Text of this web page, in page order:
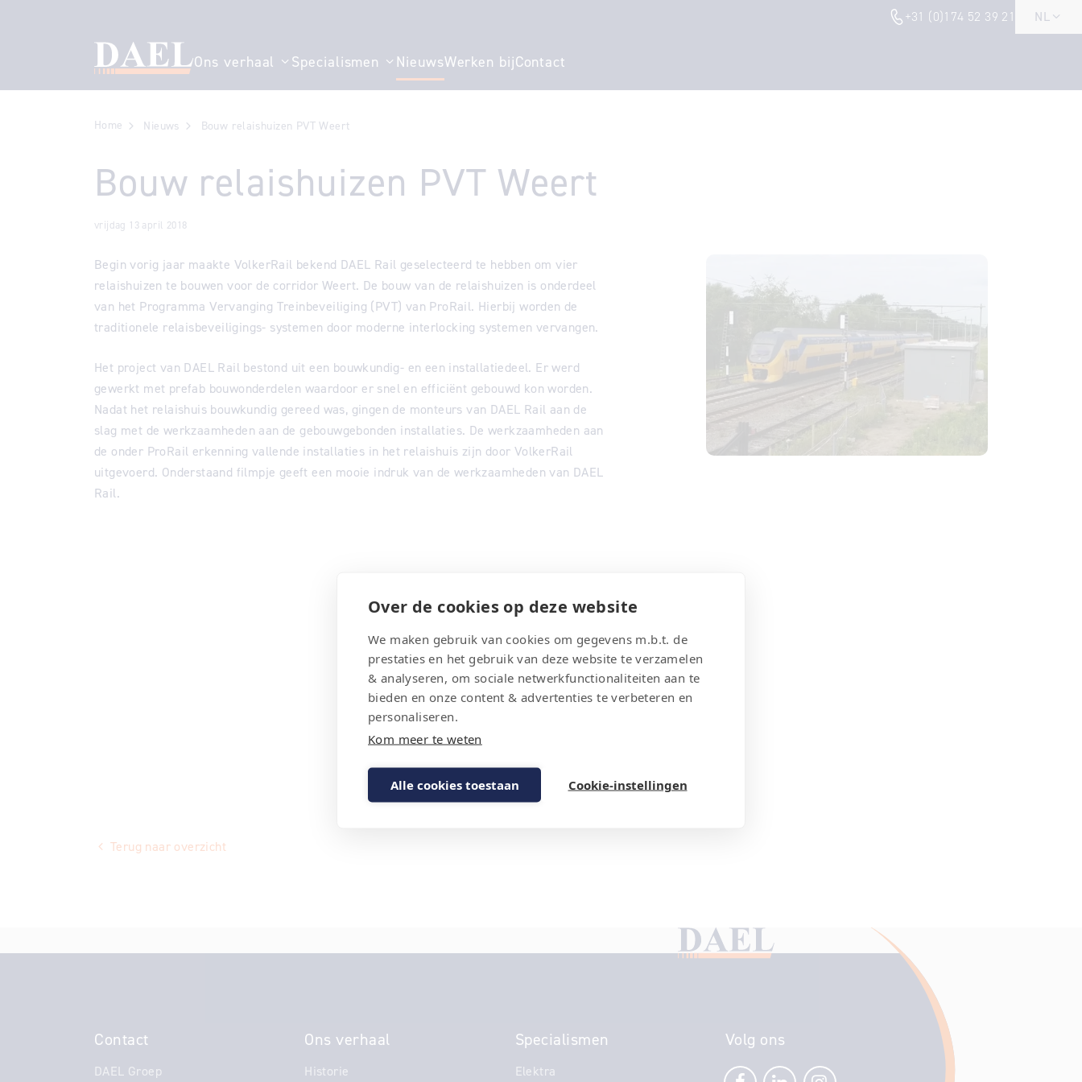
+31 (0)174 52 39 21 NL
Ons verhaal Toon submenu voor "Ons verhaal"
Specialismen Toon submenu voor "Specialismen"
NieuwsWerken bijContact
Home Nieuws Bouw relaishuizen PVT Weert
Bouw relaishuizen PVT Weert
vrijdag 13 april 2018
Begin vorig jaar maakte VolkerRail bekend DAEL Rail geselecteerd te hebben om vier
relaishuizen te bouwen voor de corridor Weert. De bouw van de relaishuizen is onderdeel
van het Programma Vervanging Treinbeveiliging (PVT) van ProRail. Hierbij worden de
traditionele relaisbeveiligings- systemen door moderne interlocking systemen vervangen.
Het project van DAEL Rail bestond uit een bouwkundig- en een installatiedeel. Er werd
gewerkt met prefab bouwonderdelen waardoor er snel en efficiënt gebouwd kon worden.
Nadat het relaishuis bouwkundig gereed was, gingen de monteurs van DAEL Rail aan de
slag met de werkzaamheden aan de gebouwgebonden installaties. De werkzaamheden aan
de onder ProRail erkenning vallende installaties in het relaishuis zijn door VolkerRail
uitgevoerd. Onderstaand filmpje geeft een mooie indruk van de werkzaamheden van DAEL
Rail.
Terug naar overzicht
Contact
DAEL Groep
Ons verhaal
Historie
Specialismen
Elektra
Volg ons
Over de cookies op deze website
We maken gebruik van cookies om gegevens m.b.t. de
prestaties en het gebruik van deze website te verzamelen
& analyseren, om sociale netwerkfunctionaliteiten aan te
bieden en onze content & advertenties te verbeteren en
personaliseren.
Kom meer te weten
Alle cookies toestaan Cookie-instellingen